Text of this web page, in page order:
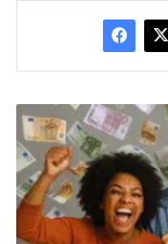
Achats
groupés
:
le
bon
plan